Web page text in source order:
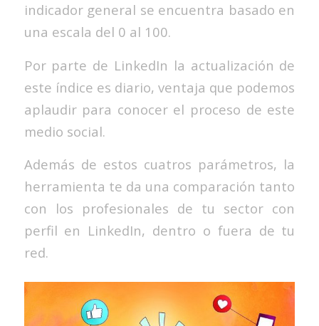
indicador general se encuentra basado en
una escala del 0 al 100.
Por parte de LinkedIn la actualización de
este índice es diario, ventaja que podemos
aplaudir para conocer el proceso de este
medio social.
Además de estos cuatros parámetros, la
herramienta te da una comparación tanto
con los profesionales de tu sector con
perfil en LinkedIn, dentro o fuera de tu
red.